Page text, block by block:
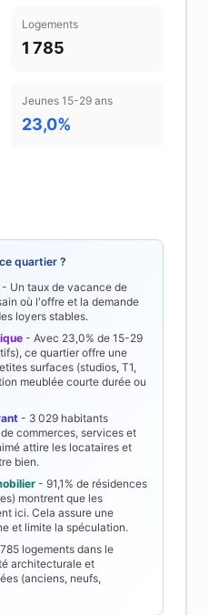
Logements
1 785
Jeunes 15-29 ans
23,0%
quartier ?
- Un taux de vacance de
où l'offre et la demande
loyers stables.
- Avec 23,0% de 15-29
ce quartier offre une
surfaces (studios, T1,
meublée courte durée ou
- 3 029 habitants
commerces, services et
attire les locataires et
bien.
- 91,1% de résidences
montrent que les
ici. Cela assure une
et limite la spéculation.
logements dans le
architecturale et
(anciens, neufs,